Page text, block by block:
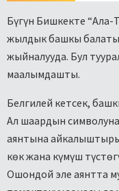
Бүгүн Бишкекте
жылдык башкы
жыйналууда. Бул
маалымдашты.
Белгилей кетсек,
Ал шаардын
аянтына
көк жана күмүш
Ошондой эле аянтта